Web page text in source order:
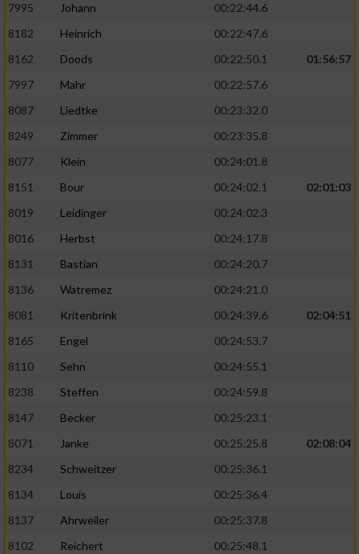
7995
Johann
00:22:44.6
8182
Heinrich
00:22:47.6
8162
Doods 00:22:50.1
01:56:57
7997
Mahr
00:22:57.6
8087
Liedtke
00:23:32.0
8249
Zimmer
00:23:35.8
8077
Klein
00:24:01.8
8151
Bour 00:24:02.1
02:01:03
8019
Leidinger
00:24:02.3
8016
Herbst
00:24:17.8
8131
Bastian
00:24:20.7
8136
Watremez
00:24:21.0
8081
Kritenbrink 00:24:39.6
02:04:51
8165
Engel
00:24:53.7
8110
Sehn
00:24:55.1
8238
Steffen
00:24:59.8
8147
Becker
00:25:23.1
8071
Janke 00:25:25.8
02:08:04
8234
Schweitzer
00:25:36.1
8134
Louis
00:25:36.4
8137
Ahrweiler
00:25:37.8
8102
Reichert
00:25:48.1